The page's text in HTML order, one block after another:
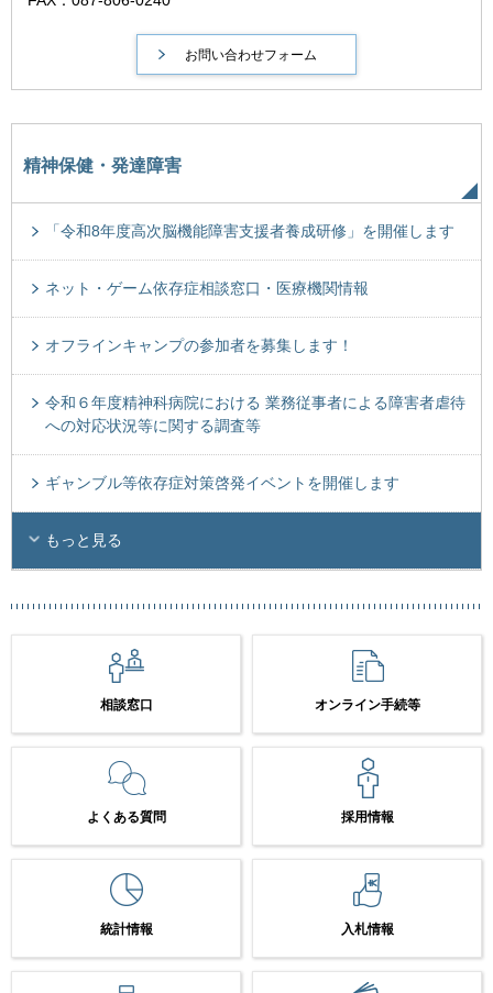
精神保健・発達障害
「令和8年度高次脳機能障害支援者養成研修」を開催します
ネット・ゲーム依存症相談窓口・医療機関情報
オフラインキャンプの参加者を募集します！
令和６年度精神科病院における 業務従事者による障害者虐待
への対応状況等に関する調査等
ギャンブル等依存症対策啓発イベントを開催します
もっと見る
相談窓口 オンライン手続等
よくある質問 採用情報
統計情報 入札情報